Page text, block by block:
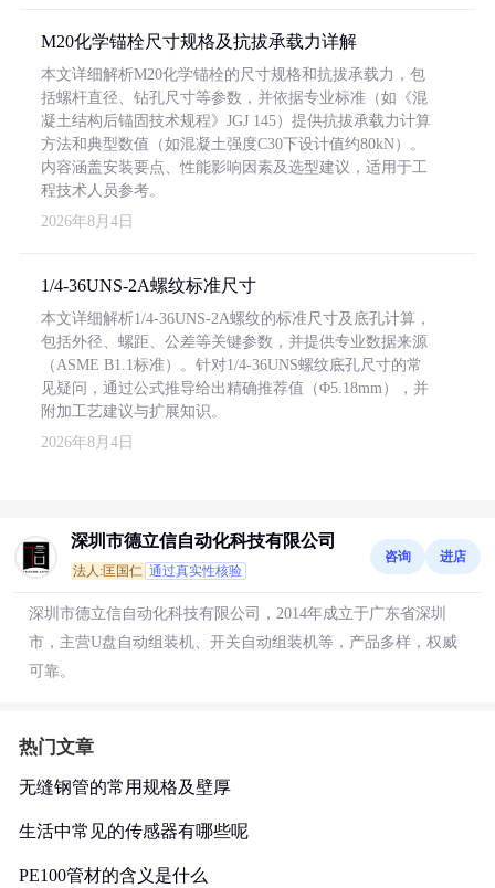
M20化学锚栓尺寸规格及抗拔承载力详解
本文详细解析M20化学锚栓的尺寸规格和抗拔承载力，包
括螺杆直径、钻孔尺寸等参数，并依据专业标准（如《混
凝土结构后锚固技术规程》JGJ 145）提供抗拔承载力计算
方法和典型数值（如混凝土强度C30下设计值约80kN）。
内容涵盖安装要点、性能影响因素及选型建议，适用于工
程技术人员参考。
2026年8月4日
1/4-36UNS-2A螺纹标准尺寸
本文详细解析1/4-36UNS-2A螺纹的标准尺寸及底孔计算，
包括外径、螺距、公差等关键参数，并提供专业数据来源
（ASME B1.1标准）。针对1/4-36UNS螺纹底孔尺寸的常
见疑问，通过公式推导给出精确推荐值（Φ5.18mm），并
附加工艺建议与扩展知识。
2026年8月4日
深圳市德立信自动化科技有限公司
法人:匡国仁 通过真实性核验
咨询 进店
深圳市德立信自动化科技有限公司，2014年成立于广东省深圳
市，主营U盘自动组装机、开关自动组装机等，产品多样，权威
可靠。
热门文章
无缝钢管的常用规格及壁厚
生活中常见的传感器有哪些呢
PE100管材的含义是什么